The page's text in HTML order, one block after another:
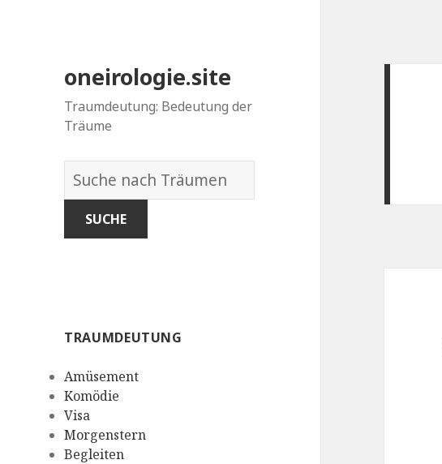
oneirologie.site
Traumdeutung: Bedeutung der
Träume
Wörterbuch
der
Träume:
TRAUMDEUTUNG
Amüsement
Komödie
Visa
Morgenstern
Begleiten